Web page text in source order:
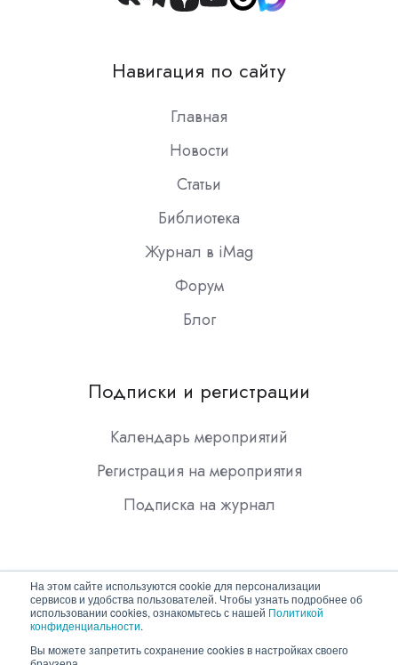
На этом сайте используются cookie для персонализации
сервисов и удобства пользователей. Чтобы узнать подробнее об
использовании cookies, ознакомьтесь с нашей Политикой
конфиденциальности.
Вы можете запретить сохранение cookies в настройках своего
Join
Slack
Навигация по сайту
Главная
Новости
Статьи
Библиотека
Журнал в iMag
Форум
Блог
Подписки и регистрации
Календарь мероприятий
Регистрация на мероприятия
Подписка на журнал
Copyright © 2026 ООО "Гротек"